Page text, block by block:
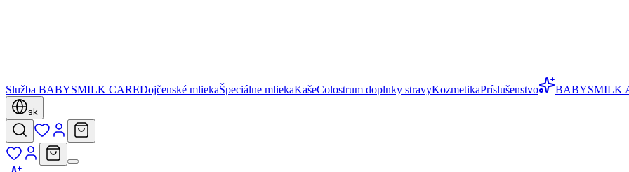
Služba BABYSMILK CAREDojčenské mliekaŠpeciálne mliekaKašeColostrum doplnky stravyKozmetikaPríslušenstvo BABYSMILK
sk